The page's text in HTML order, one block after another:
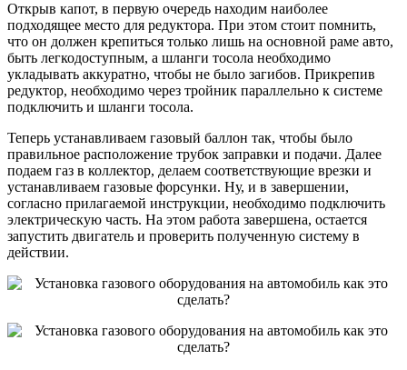
Открыв капот, в первую очередь находим наиболее
подходящее место для редуктора. При этом стоит помнить,
что он должен крепиться только лишь на основной раме авто,
быть легкодоступным, а шланги тосола необходимо
укладывать аккуратно, чтобы не было загибов. Прикрепив
редуктор, необходимо через тройник параллельно к системе
подключить и шланги тосола.
Теперь устанавливаем газовый баллон так, чтобы было
правильное расположение трубок заправки и подачи. Далее
подаем газ в коллектор, делаем соответствующие врезки и
устанавливаем газовые форсунки. Ну, и в завершении,
согласно прилагаемой инструкции, необходимо подключить
электрическую часть. На этом работа завершена, остается
запустить двигатель и проверить полученную систему в
действии.